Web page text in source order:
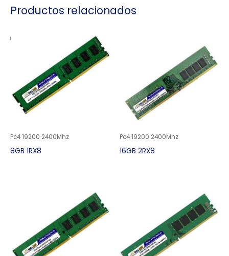
Productos relacionados
Pc4 19200 2400Mhz
8GB 1RX8
Pc4 19200 2400Mhz
16GB 2RX8